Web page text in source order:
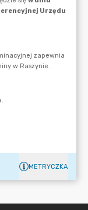
METRYCZKA